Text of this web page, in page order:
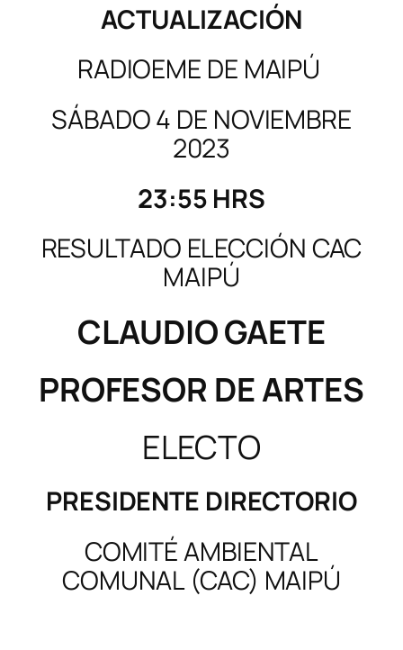
ACTUALIZACIÓN
RADIOEME DE MAIPÚ
SÁBADO 4 DE NOVIEMBRE
2023
23:55 HRS
RESULTADO ELECCIÓN CAC
MAIPÚ
CLAUDIO GAETE
PROFESOR DE ARTES
ELECTO
PRESIDENTE DIRECTORIO
COMITÉ AMBIENTAL
COMUNAL (CAC) MAIPÚ